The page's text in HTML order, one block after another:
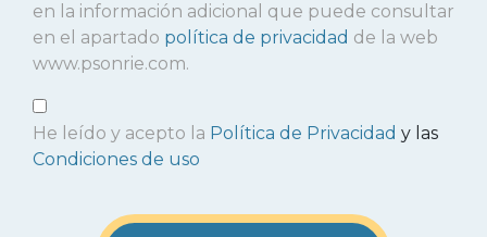
en la información adicional que puede consultar
en el apartado política de privacidad de la web
www.psonrie.com.
He leído y acepto la Política de Privacidad y las
Condiciones de uso